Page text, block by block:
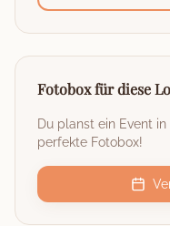
Fotobox für diese
Du planst ein Event in
perfekte Fotobox!